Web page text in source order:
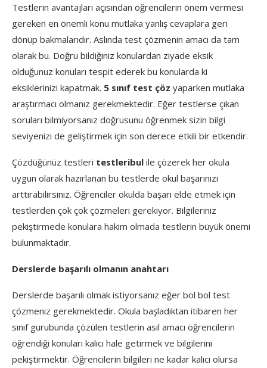
Testlerin avantajları açısından öğrencilerin önem vermesi
gereken en önemli konu mutlaka yanlış cevaplara geri
dönüp bakmalarıdır. Aslında test çözmenin amacı da tam
olarak bu. Doğru bildiğiniz konulardan ziyade eksik
olduğunuz konuları tespit ederek bu konularda ki
eksiklerinizi kapatmak. 5 sınıf test çöz yaparken mutlaka
araştırmacı olmanız gerekmektedir. Eğer testlerse çıkan
soruları bilmiyorsanız doğrusunu öğrenmek sizin bilgi
seviyenizi de geliştirmek için son derece etkili bir etkendir.
Çözdüğünüz testleri testleribul ile çözerek her okula
uygun olarak hazırlanan bu testlerde okul başarınızı
arttırabilirsiniz. Öğrenciler okulda başarı elde etmek için
testlerden çok çok çözmeleri gerekiyor. Bilgileriniz
pekiştirmede konulara hakim olmada testlerin büyük önemi
bulunmaktadır.
Derslerde başarılı olmanın anahtarı
Derslerde başarılı olmak istiyorsanız eğer bol bol test
çözmeniz gerekmektedir. Okula başladıktan itibaren her
sınıf gurubunda çözülen testlerin asıl amacı öğrencilerin
öğrendiği konuları kalıcı hale getirmek ve bilgilerini
pekiştirmektir. Öğrencilerin bilgileri ne kadar kalıcı olursa